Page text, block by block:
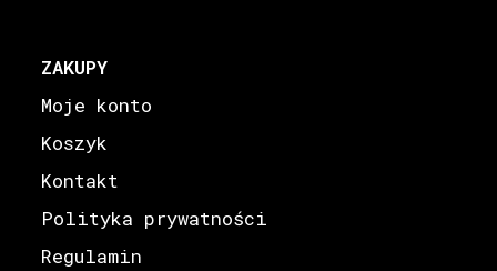
ZAKUPY
Moje konto
Koszyk
Kontakt
Polityka prywatności
Regulamin